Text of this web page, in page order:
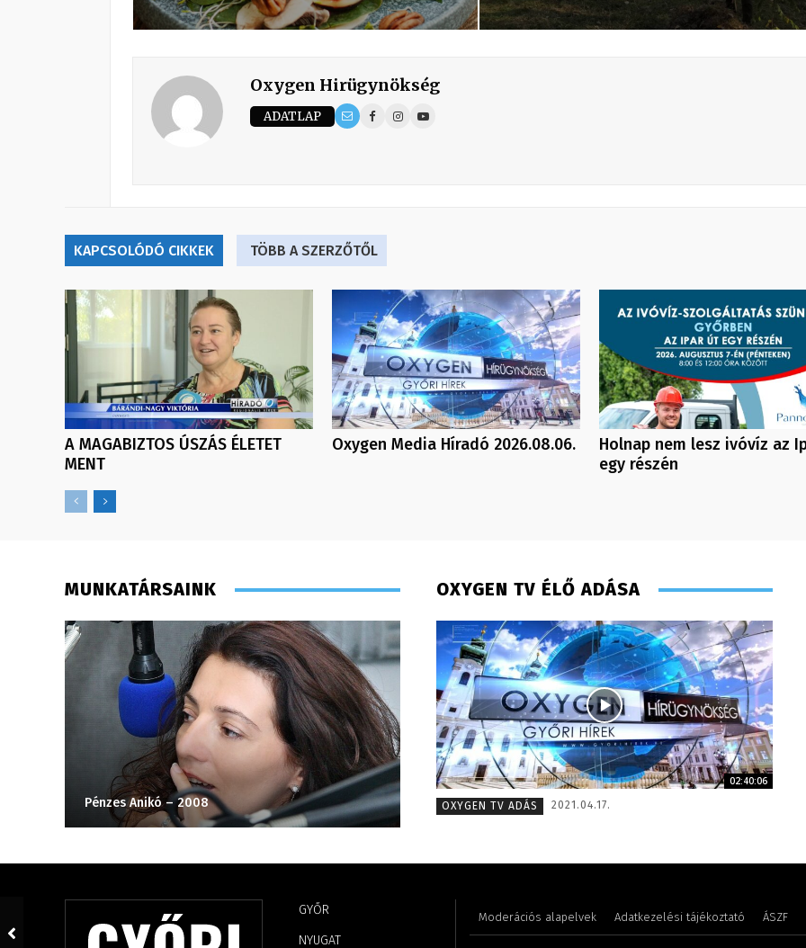
Oxygen Hirügynökség
ADATLAP
KAPCSOLÓDÓ CIKKEK TÖBB A SZERZŐTŐL
A MAGABIZTOS ÚSZÁS ÉLETET
MENT
Oxygen Media Híradó 2026.08.06.
Holnap nem lesz ivóvíz az
egy részén
MUNKATÁRSAINK
Pénzes Anikó – 2008 Turi Szilvia- könyvelési asszisztens
OXYGEN TV ÉLŐ ADÁSA
02:40:06
OXYGEN TV ADÁS
2021.04.17.
GYŐR
NYUGAT
Moderációs alapelvek Adatkezelési tájékoztató ÁSZF